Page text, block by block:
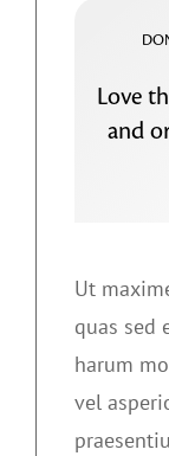
Love
and
Ut
quas sed
harum
vel